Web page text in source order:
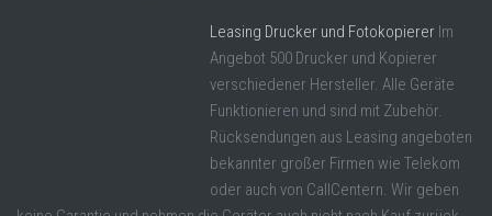
Leasing Drucker und Fotokopierer Im
Angebot 500 Drucker und Kopierer
verschiedener Hersteller. Alle Geräte
Funktionieren und sind mit Zubehör.
Rücksendungen aus Leasing angeboten
bekannter großer Firmen wie Telekom
oder auch von CallCentern. Wir geben